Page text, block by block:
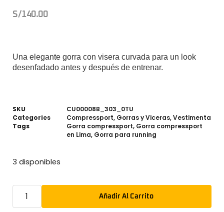
S/140.00
Una elegante gorra con visera curvada para un look
desenfadado antes y después de entrenar.
SKU
CU00008B_303_0TU
Categories
Compressport, Gorras y Viceras,Vestimenta
Tags
Gorra compressport, Gorra compressport
en Lima, Gorra para running
3 disponibles
Añadir Al Carrito